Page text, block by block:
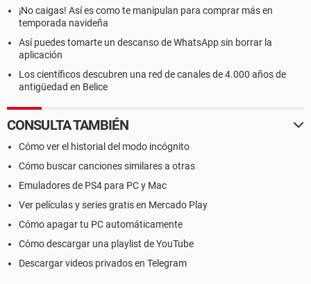
¡No caigas! Así es como te manipulan para comprar más en
temporada navideña
Así puedes tomarte un descanso de WhatsApp sin borrar la
aplicación
Los científicos descubren una red de canales de 4.000 años de
antigüedad en Belice
CONSULTA TAMBIÉN
Cómo ver el historial del modo incógnito
Cómo buscar canciones similares a otras
Emuladores de PS4 para PC y Mac
Ver películas y series gratis en Mercado Play
Cómo apagar tu PC automáticamente
Cómo descargar una playlist de YouTube
Descargar videos privados en Telegram